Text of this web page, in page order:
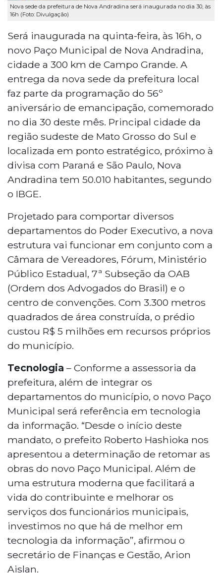
Nova sede da prefeitura de Nova Andradina será inaugurada no dia 30, às
16h (Foto: Divulgação)
Será inaugurada na quinta-feira, às 16h, o
novo Paço Municipal de Nova Andradina,
cidade a 300 km de Campo Grande. A
entrega da nova sede da prefeitura local
faz parte da programação do 56º
aniversário de emancipação, comemorado
no dia 30 deste mês. Principal cidade da
região sudeste de Mato Grosso do Sul e
localizada em ponto estratégico, próximo à
divisa com Paraná e São Paulo, Nova
Andradina tem 50.010 habitantes, segundo
o IBGE.
Projetado para comportar diversos
departamentos do Poder Executivo, a nova
estrutura vai funcionar em conjunto com a
Câmara de Vereadores, Fórum, Ministério
Público Estadual, 7ª Subseção da OAB
(Ordem dos Advogados do Brasil) e o
centro de convenções. Com 3.300 metros
quadrados de área construída, o prédio
custou R$ 5 milhões em recursos próprios
do município.
Tecnologia – Conforme a assessoria da
prefeitura, além de integrar os
departamentos do município, o novo Paço
Municipal será referência em tecnologia
da informação. “Desde o início deste
mandato, o prefeito Roberto Hashioka nos
apresentou a determinação de retomar as
obras do novo Paço Municipal. Além de
uma estrutura moderna que facilitará a
vida do contribuinte e melhorar os
serviços dos funcionários municipais,
investimos no que há de melhor em
tecnologia da informação”, afirmou o
secretário de Finanças e Gestão, Arion
Aislan.